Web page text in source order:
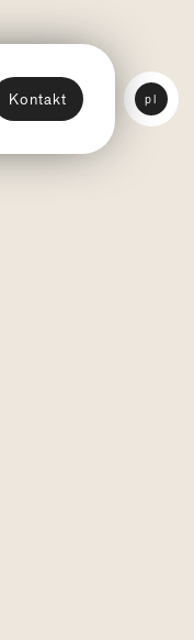
Kontakt pl